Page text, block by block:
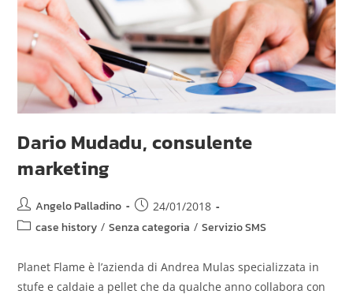
Dario Mudadu, consulente
marketing
Angelo Palladino 24/01/2018
case history / Senza categoria / Servizio SMS
Planet Flame è l’azienda di Andrea Mulas specializzata in
stufe e caldaie a pellet che da qualche anno collabora con